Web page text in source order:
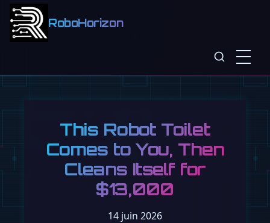
RoboHorizon
This Robot Toilet
Comes to You, Then
Cleans Itself for
$13,000
14 juin 2026